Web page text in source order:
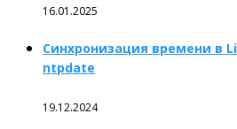
16.01.2025
Синхронизация времени в
ntpdate
19.12.2024